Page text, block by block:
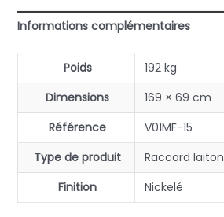
Informations complémentaires
Poids
192 kg
Dimensions
169 × 69 cm
Référence
V01MF-15
Type de produit
Raccord laiton
Finition
Nickelé